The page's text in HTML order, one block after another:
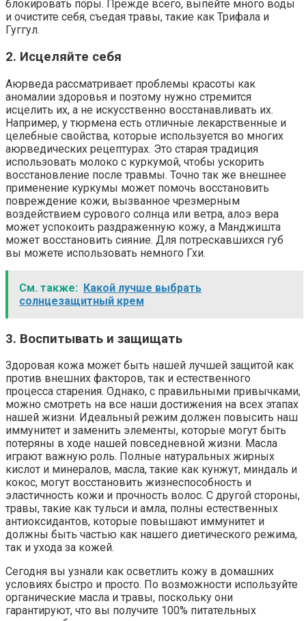
блокировать поры. Прежде всего, выпейте много воды
и очистите себя, съедая травы, такие как Трифала и
Гуггул.
2. Исцеляйте себя
Аюрведа рассматривает проблемы красоты как
аномалии здоровья и поэтому нужно стремится
исцелить их, а не искусственно восстанавливать их.
Например, у тюрмена есть отличные лекарственные и
целебные свойства, которые используется во многих
аюрведических рецептурах. Это старая традиция
использовать молоко с куркумой, чтобы ускорить
восстановление после травмы. Точно так же внешнее
применение куркумы может помочь восстановить
повреждение кожи, вызванное чрезмерным
воздействием сурового солнца или ветра, алоэ вера
может успокоить раздраженную кожу, а Манджишта
может восстановить сияние. Для потрескавшихся губ
вы можете использовать немного Гхи.
См. также: Какой лучше выбрать
солнцезащитный крем
3. Воспитывать и защищать
Здоровая кожа может быть нашей лучшей защитой как
против внешних факторов, так и естественного
процесса старения. Однако, с правильными привычками,
можно смотреть на все наши достижения на всех этапах
нашей жизни. Идеальный режим должен повысить наш
иммунитет и заменить элементы, которые могут быть
потеряны в ходе нашей повседневной жизни. Масла
играют важную роль. Полные натуральных жирных
кислот и минералов, масла, такие как кунжут, миндаль и
кокос, могут восстановить жизнеспособность и
эластичность кожи и прочность волос. С другой стороны,
травы, такие как тульси и амла, полны естественных
антиоксидантов, которые повышают иммунитет и
должны быть частью как нашего диетического режима,
так и ухода за кожей.
Сегодня вы узнали как осветлить кожу в домашних
условиях быстро и просто. По возможности используйте
органические масла и травы, поскольку они
гарантируют, что вы получите 100% питательных